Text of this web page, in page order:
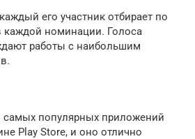
его участник отбирает по
каждой номинации. Голоса
работы с наибольшим
самых популярных приложений
Play Store, и оно отлично